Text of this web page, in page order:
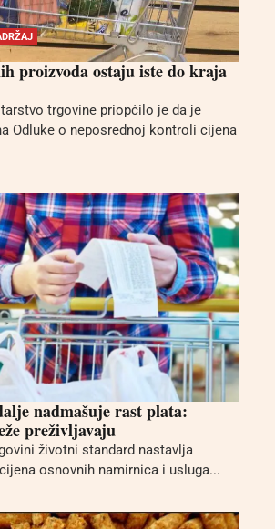
proizvoda ostaju iste do kraja
trgovine priopćilo je da je
Odluke o neposrednoj kontroli cijena
nadmašuje rast plata:
preživljavaju
životni standard nastavlja
osnovnih namirnica i usluga...